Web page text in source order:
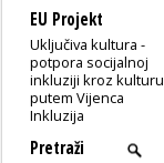
EU Projekt
Uključiva kultura -
potpora socijalnoj
inkluziji kroz kulturu
putem Vijenca
Inkluzija